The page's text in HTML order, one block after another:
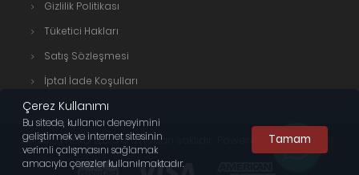
Çerez Kullanımı
Bu sitede, kullanıcı deneyimini
geliştirmek ve internet sitesinin
verimli çalışmasını sağlamak
amacıyla çerezler kullanılmaktadır.
Tamam
Gizlilik Politikası
Tüketici Hakları
Satış Sözleşmesi
İptal İade Koşulları
© 2026 HERO LED. Tüm hakları saklıdır. Powered byWebticari